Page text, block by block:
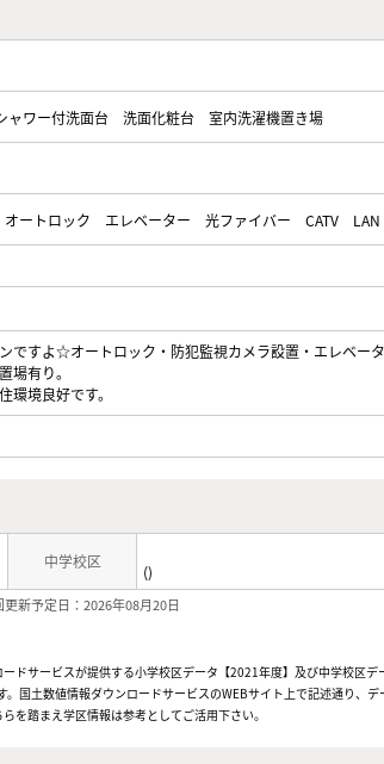
ャワー付洗面台 洗面化粧台 室内洗濯機置き場
オートロック エレベーター 光ファイバー CATV LAN
すよ☆オートロック・防犯監視カメラ設置・エレベータ
場有り。
環境良好です。
中学校区
()
更新予定日：2026年08月20日
ドサービスが提供する小学校区データ【2021年度】及び中学校区
国土数値情報ダウンロードサービスのWEBサイト上で記述通り、デ
を踏まえ学区情報は参考としてご活用下さい。